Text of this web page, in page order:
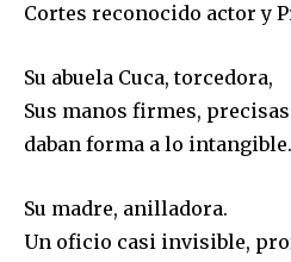
Cortes reconocido actor y
Su abuela Cuca, torcedora,
Sus manos firmes, precisas
daban forma a lo intangible.
Su madre, anilladora.
Un oficio casi invisible,